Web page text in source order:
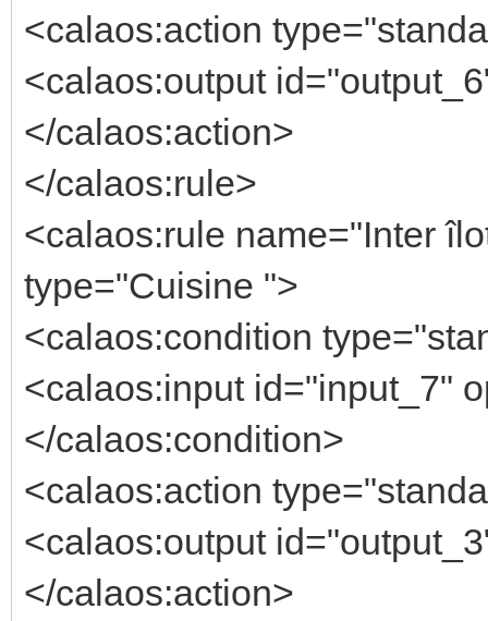
<calaos:action
<calaos:output
</calaos:action>
</calaos:rule>
<calaos:rule name="Inter
type="Cuisine ">
<calaos:condition
<calaos:input id="input_7"
</calaos:condition>
<calaos:action
<calaos:output
</calaos:action>